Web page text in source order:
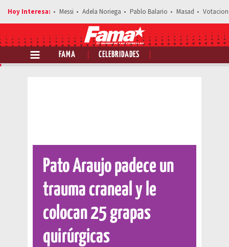
Messi Adela Noriega Pablo Balario Masad
FAMA CELEBRIDADES
Comparte esta noticia
Pato Araujo padece un
trauma craneal y le
colocan 25 grapas
quirúrgicas